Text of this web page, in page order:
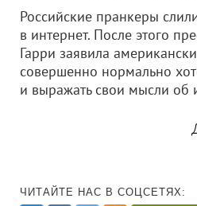
Российские пранкеры
в интернет. После этого
Гарри заявила
совершенно нормально
и выражать свои мысли об
ЧИТАЙТЕ НАС В СОЦСЕТЯХ: